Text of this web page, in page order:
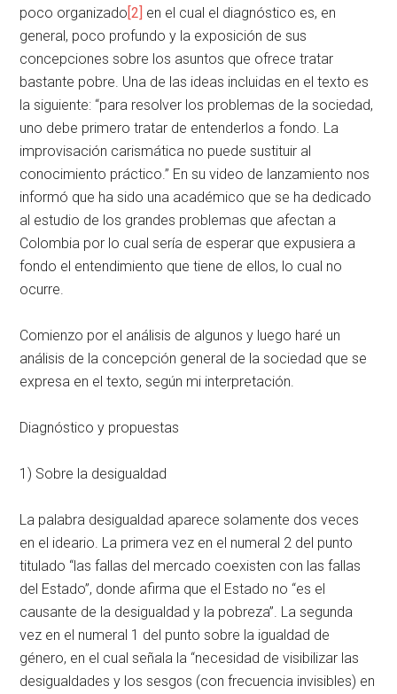
poco organizado[2] en el cual el diagnóstico es, en
general, poco profundo y la exposición de sus
concepciones sobre los asuntos que ofrece tratar
bastante pobre. Una de las ideas incluidas en el texto es
la siguiente: “para resolver los problemas de la sociedad,
uno debe primero tratar de entenderlos a fondo. La
improvisación carismática no puede sustituir al
conocimiento práctico.” En su video de lanzamiento nos
informó que ha sido una académico que se ha dedicado
al estudio de los grandes problemas que afectan a
Colombia por lo cual sería de esperar que expusiera a
fondo el entendimiento que tiene de ellos, lo cual no
ocurre.
Comienzo por el análisis de algunos y luego haré un
análisis de la concepción general de la sociedad que se
expresa en el texto, según mi interpretación.
Diagnóstico y propuestas
1) Sobre la desigualdad
La palabra desigualdad aparece solamente dos veces
en el ideario. La primera vez en el numeral 2 del punto
titulado “las fallas del mercado coexisten con las fallas
del Estado”, donde afirma que el Estado no “es el
causante de la desigualdad y la pobreza”. La segunda
vez en el numeral 1 del punto sobre la igualdad de
género, en el cual señala la “necesidad de visibilizar las
desigualdades y los sesgos (con frecuencia invisibles) en